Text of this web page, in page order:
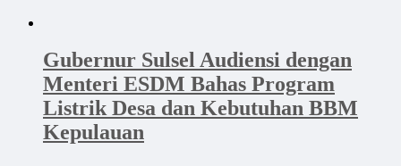
Gubernur Sulsel Audiensi dengan
Menteri ESDM Bahas Program
Listrik Desa dan Kebutuhan BBM
Kepulauan